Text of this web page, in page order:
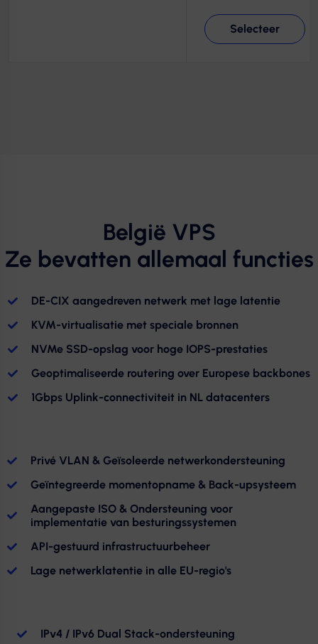
Selecteer
België VPS
Ze bevatten allemaal functies
DE-CIX aangedreven netwerk met lage latentie
KVM-virtualisatie met speciale bronnen
NVMe SSD-opslag voor hoge IOPS-prestaties
Geoptimaliseerde routering over Europese backbones
1Gbps Uplink-connectiviteit in NL datacenters
Privé VLAN & Geïsoleerde netwerkondersteuning
Geïntegreerde momentopname & Back-upsysteem
Aangepaste ISO & Ondersteuning voor
implementatie van besturingssystemen
API-gestuurd infrastructuurbeheer
Lage netwerklatentie in alle EU-regio's
IPv4 / IPv6 Dual Stack-ondersteuning